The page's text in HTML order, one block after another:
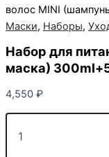
волос MINI
Маски, Наборы,
Набор для
маска)
4,550 ₽